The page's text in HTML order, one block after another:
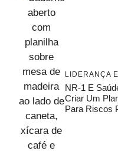
LIDERANÇA
NR-1 E
Criar Um
Para Riscos